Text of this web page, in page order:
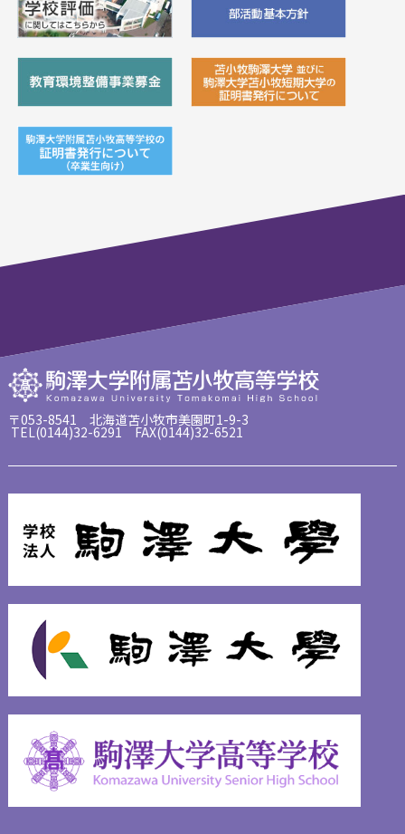
〒053-8541 北海道苫小牧市美園町1-9-3
TEL(0144)32-6291 FAX(0144)32-6521